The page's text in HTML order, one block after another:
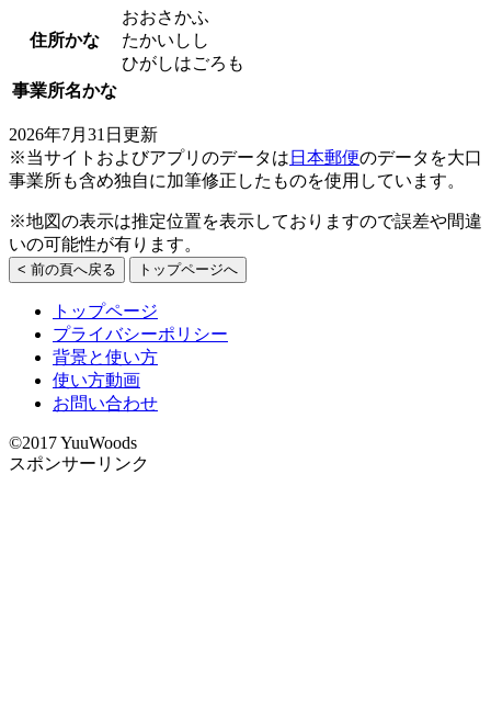
住所かな
おおさかふ
たかいしし
ひがしはごろも
事業所名かな
2026年7月31日更新
※当サイトおよびアプリのデータは 日本郵便のデータを大口
事業所も含め独自に加筆修正したものを使用しています。
※地図の表示は推定位置を表示しておりますので誤差や間違
いの可能性が有ります。
< 前の頁へ戻る トップページへ
トップページ
プライバシーポリシー
背景と使い方
使い方動画
お問い合わせ
©2017 YuuWoods
スポンサーリンク